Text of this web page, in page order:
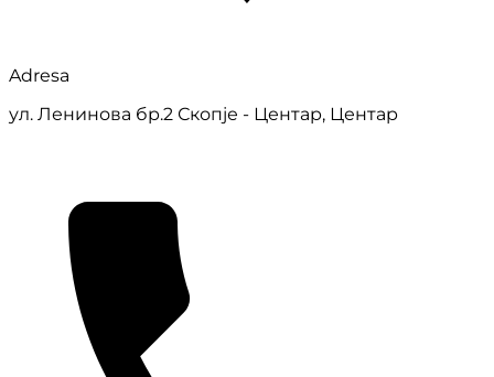
Adresa
ул. Ленинова бр.2 Скопје - Центар, Центар